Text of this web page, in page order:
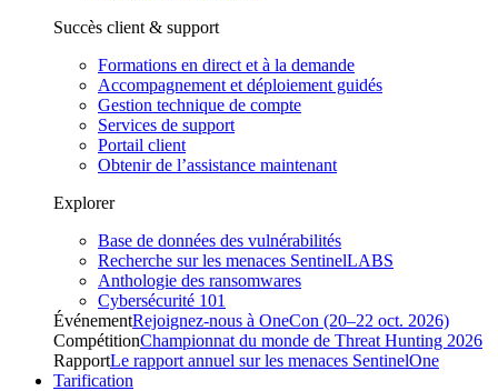
Succès client & support
Formations en direct et à la demande
Accompagnement et déploiement guidés
Gestion technique de compte
Services de support
Portail client
Obtenir de l’assistance maintenant
Explorer
Base de données des vulnérabilités
Recherche sur les menaces SentinelLABS
Anthologie des ransomwares
Cybersécurité 101
ÉvénementRejoignez-nous à OneCon (20–22 oct. 2026)
CompétitionChampionnat du monde de Threat Hunting 2026
RapportLe rapport annuel sur les menaces SentinelOne
Tarification